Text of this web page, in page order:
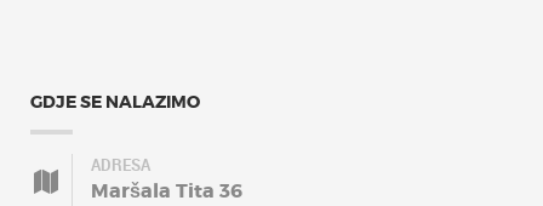
GDJE SE NALAZIMO
ADRESA
Maršala Tita 36